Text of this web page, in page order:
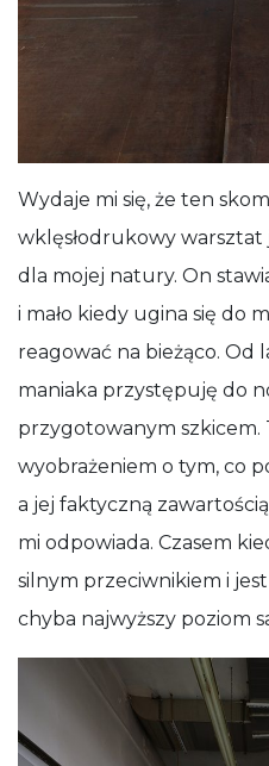
Wydaje mi się, że ten
wklęsłodrukowy
dla mojej natury. On
i mało kiedy ugina się do
reagować na bieżąco. Od
maniaka przystępuję do
przygotowanym szkicem.
wyobrażeniem o tym, co
a jej faktyczną
mi odpowiada. Czasem
silnym przeciwnikiem i
chyba najwyższy poziom